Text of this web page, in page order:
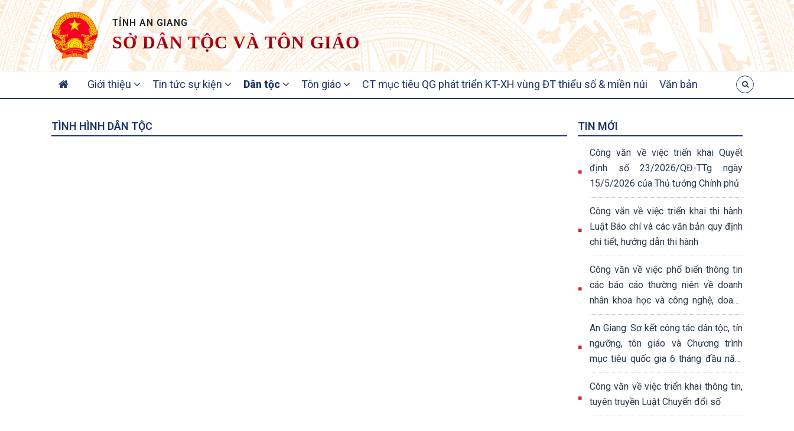
TỈNH AN GIANG
SỞ DÂN TỘC VÀ TÔN GIÁO
NAVIGATION
Giới thiệu Tin tức sự kiện Dân tộc Tôn giáo CT mục tiêu QG phát triển KT-XH vùng ĐT thiểu số & miền núi Văn bản
TÌNH HÌNH DÂN TỘC TIN MỚI
Công văn về việc triển khai Quyết
định số 23/2026/QĐ-TTg ngày
15/5/2026 của Thủ tướng Chính phủ
Công văn về việc triển khai thi hành
Luật Báo chí và các văn bản quy định
chi tiết, hướng dẫn thi hành
Công văn về việc phổ biến thông tin
các báo cáo thường niên về doanh
nhân khoa học và công nghệ, doanh
nhân khởi nghiệp sáng tạo; báo cáo
thường niên đánh giá hệ sinh thái
khởi nghiệp sáng tạo quốc gia
An Giang: Sơ kết công tác dân tộc, tín
ngưỡng, tôn giáo và Chương trình
mục tiêu quốc gia 6 tháng đầu năm
2026
Công văn về việc triển khai thông tin,
tuyên truyền Luật Chuyển đổi số